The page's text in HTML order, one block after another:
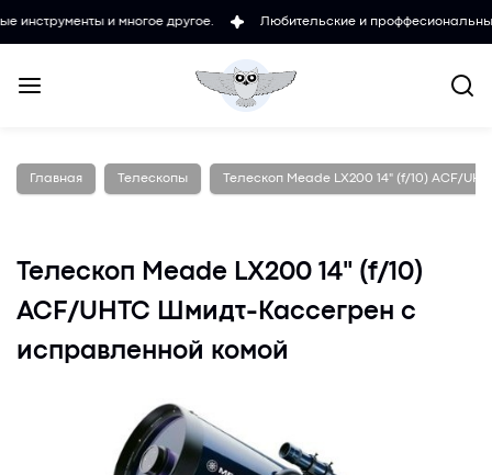
и многое другое. Любительские и проффесиональные
Главная Телескопы Телескоп Meade LX200 14" (f/10) ACF/
Телескоп Meade LX200 14" (f/10)
ACF/UHTC Шмидт-Кассегрен с
исправленной комой